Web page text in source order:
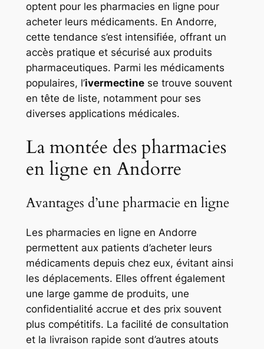
optent pour les pharmacies en ligne pour
acheter leurs médicaments. En Andorre,
cette tendance s’est intensifiée, offrant un
accès pratique et sécurisé aux produits
pharmaceutiques. Parmi les médicaments
populaires, l’ivermectinese trouve souvent
en tête de liste, notamment pour ses
diverses applications médicales.
La montée des pharmacies
en ligne en Andorre
Avantages d’une pharmacie en ligne
Les pharmacies en ligne en Andorre
permettent aux patients d’acheter leurs
médicaments depuis chez eux, évitant ainsi
les déplacements. Elles offrent également
une large gamme de produits, une
confidentialité accrue et des prix souvent
plus compétitifs. La facilité de consultation
et la livraison rapide sont d’autres atouts